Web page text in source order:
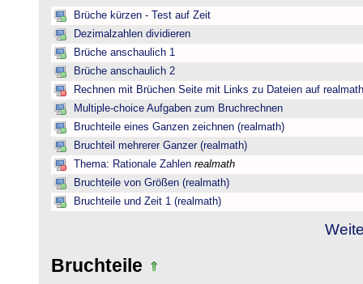
Brüche kürzen - Test auf Zeit
Dezimalzahlen dividieren
Brüche anschaulich 1
Brüche anschaulich 2
Rechnen mit Brüchen Seite mit Links zu Dateien auf
Multiple-choice Aufgaben zum Bruchrechnen
Bruchteile eines Ganzen zeichnen (realmath)
Bruchteil mehrerer Ganzer (realmath)
Thema: Rationale Zahlen realmath
Bruchteile von Größen (realmath)
Bruchteile und Zeit 1 (realmath)
Bruchteile